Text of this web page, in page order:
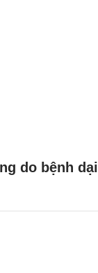
do bệnh dại